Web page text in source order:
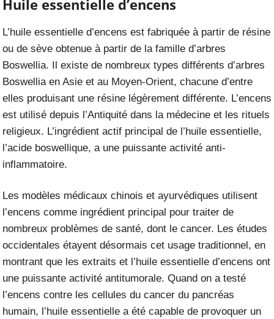
Huile essentielle d’encens
L’huile essentielle d’encens est fabriquée à partir de résine
ou de sève obtenue à partir de la famille d’arbres
Boswellia. Il existe de nombreux types différents d’arbres
Boswellia en Asie et au Moyen-Orient, chacune d’entre
elles produisant une résine légèrement différente. L’encens
est utilisé depuis l’Antiquité dans la médecine et les rituels
religieux. L’ingrédient actif principal de l’huile essentielle,
l’acide boswellique, a une puissante activité anti-
inflammatoire.
Les modèles médicaux chinois et ayurvédiques utilisent
l’encens comme ingrédient principal pour traiter de
nombreux problèmes de santé, dont le cancer. Les études
occidentales étayent désormais cet usage traditionnel, en
montrant que les extraits et l’huile essentielle d’encens ont
une puissante activité antitumorale. Quand on a testé
l’encens contre les cellules du cancer du pancréas
humain, l’huile essentielle a été capable de provoquer un